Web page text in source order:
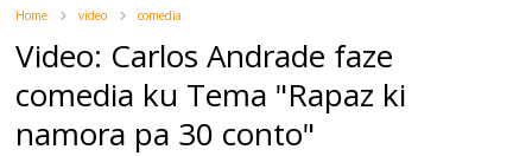
Home video comedia
Video: Carlos Andrade faze
comedia ku Tema "Rapaz ki
namora pa 30 conto"